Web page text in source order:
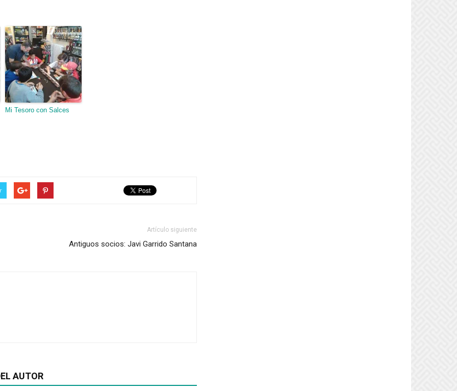
Mi Tesoro con Salces
Artículo siguiente
Antiguos socios: Javi Garrido Santana
AUTOR